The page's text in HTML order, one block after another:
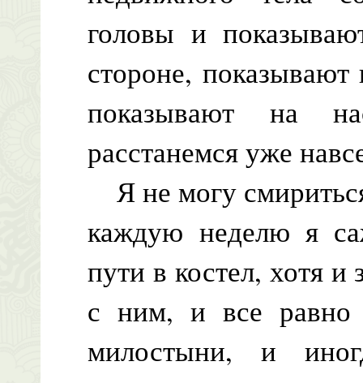
головы и
стороне,
показывают на
расстанемся уже
Я не могу
каждую неделю я
пути в костел, хотя
с ним, и все равно
милостыни, и